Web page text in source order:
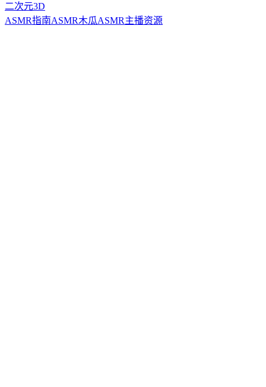
二次元3D
ASMR指南ASMR木瓜ASMR主播资源